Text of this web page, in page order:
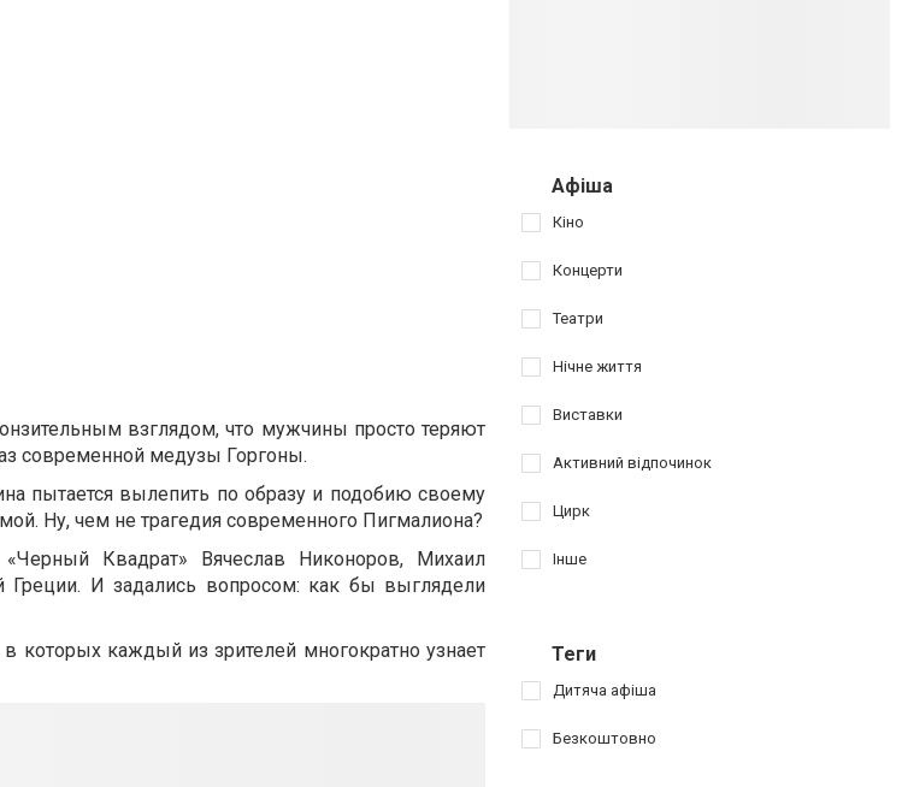
взглядом, что мужчины просто теряют
современной медузы Горгоны.
пытается вылепить по образу и подобию своему
Ну, чем не трагедия современного Пигмалиона?
Квадрат» Вячеслав Никоноров, Михаил
И задались вопросом: как бы выглядели
которых каждый из зрителей многократно узнает
Афіша
Кіно
Концерти
Театри
Нічне життя
Виставки
Активний відпочинок
Цирк
Інше
Теги
Дитяча афіша
Безкоштовно